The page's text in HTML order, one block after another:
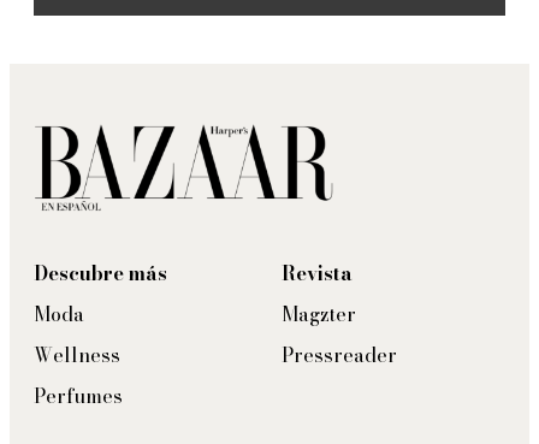
Descubre más
Moda
Wellness
Perfumes
Revista
Magzter
Pressreader